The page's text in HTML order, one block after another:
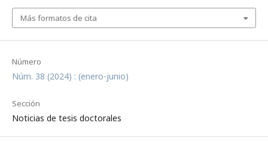
Número
Núm. 38 (2024) : (enero-junio)
Sección
Noticias de tesis doctorales
Más formatos de cita